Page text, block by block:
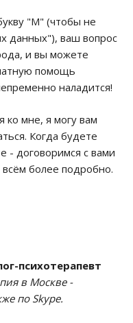
"М" (чтобы не
данных"), ваш вопрос
и вы можете
помощь
наладится!
ко мне, я могу вам
Когда будете
- договоримся с вами
более подробно.
психотерапевт
в Москве -
по Skype.